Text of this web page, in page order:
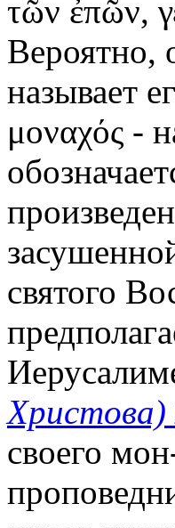
τῶν ἐπῶν,
Вероятно,
называет
μοναχός -
святого
Христова)
своего